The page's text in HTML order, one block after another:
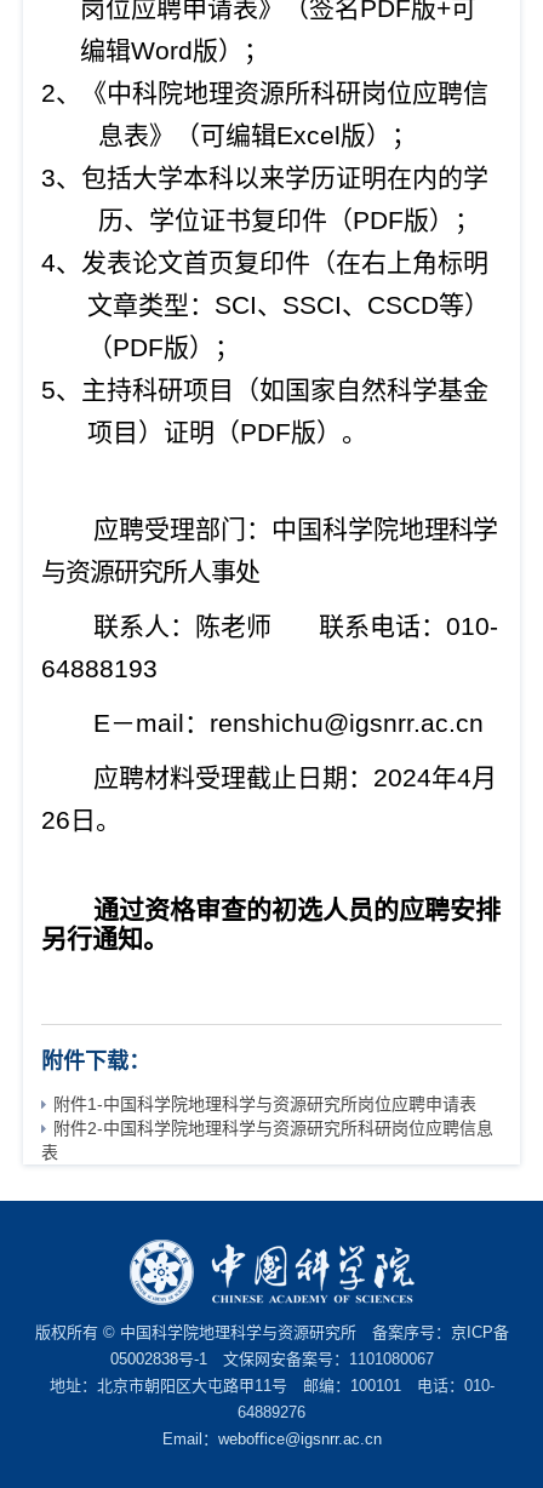
岗位应聘申请表》（签名PDF版+可
编辑Word版）；
2、《中科院地理资源所科研岗位应聘信
息表》（可编辑Excel版）；
3、包括大学本科以来学历证明在内的学
历、学位证书复印件（PDF版）；
4、发表论文首页复印件（在右上角标明
文章类型：SCI、SSCI、CSCD等）
（PDF版）；
5、主持科研项目（如国家自然科学基金
项目）证明（PDF版）。
应聘受理部门：中国科学院地理科学
与资源研究所人事处
联系人：陈老师
联系电话：010-
64888193
E－mail： renshichu@igsnrr.ac.cn
应聘材料受理截止日期： 2024年4月
26 日。
通过资格审查的初选人员的应聘安排
另行通知。
附件下载：
附件1-中国科学院地理科学与资源研究所岗位应聘申请表
附件2-中国科学院地理科学与资源研究所科研岗位应聘信息
表
版权所有 © 中国科学院地理科学与资源研究所 备案序号： 京ICP备
05002838号-1文保网安备案号：1101080067
地址：北京市朝阳区大屯路甲11号 邮编：100101 电话：010-
64889276
Email： weboffice@igsnrr.ac.cn